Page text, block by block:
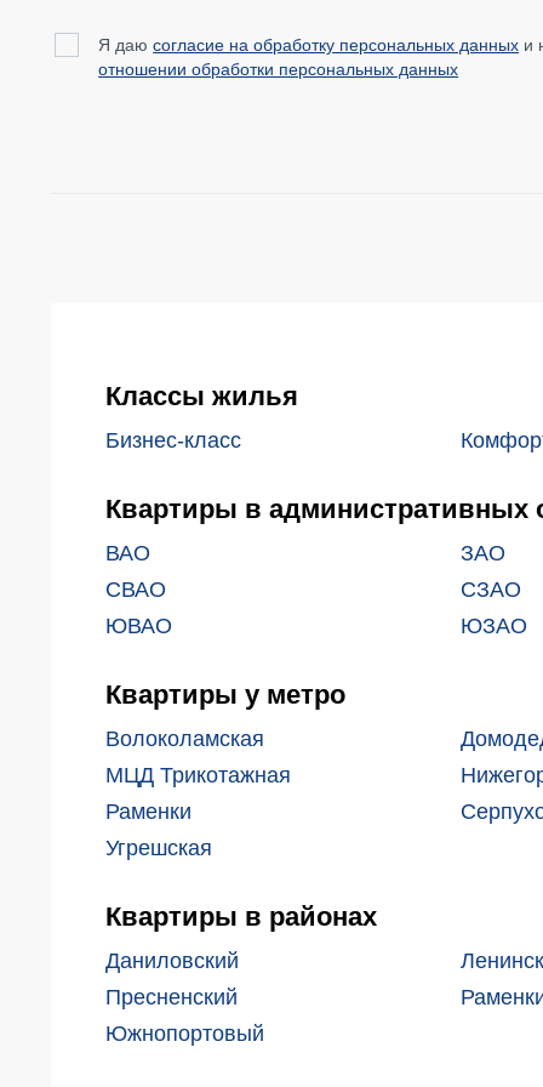
Элитная недвижимость
Заявка на подбор квартиры
Обмен
Я даюсогласие на обработку персональных данных и
отношении обработки персональных данных
Классы жилья
Бизнес-класс
Квартиры в административных
ВАО
ЗАО
СВАО
СЗАО
ЮВАО
ЮЗАО
Квартиры у метро
Волоколамская
МЦД Трикотажная
Раменки
Угрешская
Квартиры в районах
Даниловский
Пресненский
Южнопортовый